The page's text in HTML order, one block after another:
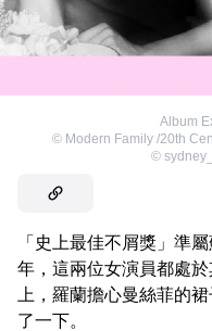
Album
© Modern Family /20th
©
「史上最佳不屑獎」準
年，這兩位女演員都處
上，羅蘭擔心曼絲菲的
了一下。